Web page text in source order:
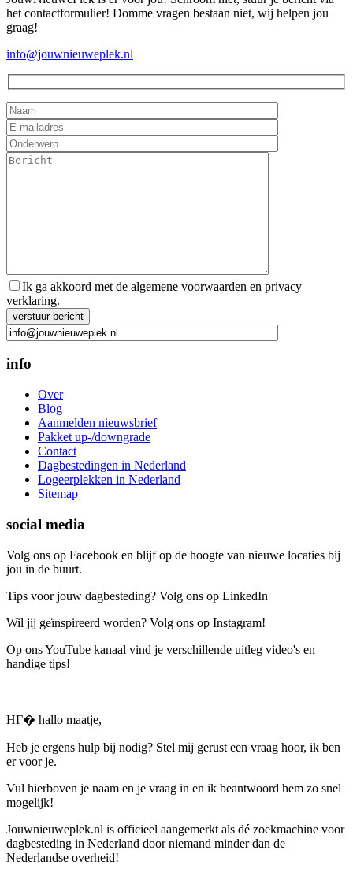
het contactformulier! Domme vragen bestaan niet, wij helpen jou
graag!
info@jouwnieuweplek.nl
Ik ga akkoord met de algemene voorwaarden en privacy
verklaring.
Gelieve dit veld leeg te laten.
info
Over
Blog
Aanmelden nieuwsbrief
Pakket up-/downgrade
Contact
Dagbestedingen in Nederland
Logeerplekken in Nederland
Sitemap
social media
Volg ons op Facebook en blijf op de hoogte van nieuwe locaties bij
jou in de buurt.
Tips voor jouw dagbesteding? Volg ons op LinkedIn
Wil jij geïnspireerd worden? Volg ons op Instagram!
Op ons YouTube kanaal vind je verschillende uitleg video's en
handige tips!
HГ� hallo maatje,
Heb je ergens hulp bij nodig? Stel mij gerust een vraag hoor, ik ben
er voor je.
Vul hierboven je naam en je vraag in en ik beantwoord hem zo snel
mogelijk!
Jouwnieuweplek.nl is officieel aangemerkt als dé zoekmachine voor
dagbesteding in Nederland door niemand minder dan de
Nederlandse overheid!